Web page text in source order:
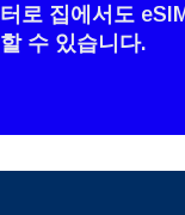
How
To get
or
터로 집에서도
할 수 있습니다.